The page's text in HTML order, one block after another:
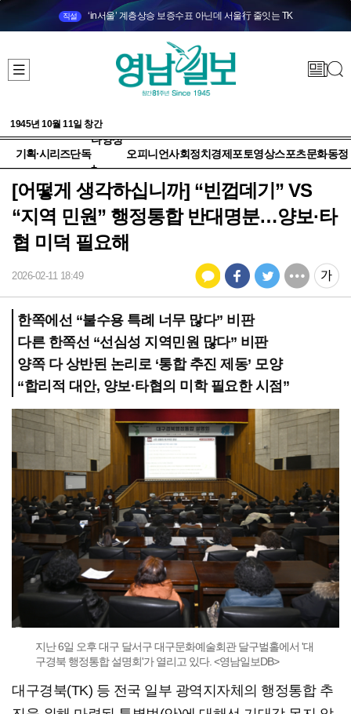
직설 ‘in서울’ 계층상승 보증수표 아닌데 서울行 줄잇는 TK
1945년 10월 11일 창간
기획·시리즈단독
다양성
+
오피니언사회정치 경제 포토영상스포츠문화동정
[어떻게 생각하십니까] “빈껍데기” VS
“지역 민원” 행정통합 반대명분…양보·타
협 미덕 필요해
2026-02-11 18:49
한쪽에선 “불수용 특례 너무 많다” 비판
다른 한쪽선 “선심성 지역민원 많다” 비판
양쪽 다 상반된 논리로 ‘통합 추진 제동’ 모양
“합리적 대안, 양보·타협의 미학 필요한 시점”
지난 6일 오후 대구 달서구 대구문화예술회관 달구벌홀에서 '대
구경북 행정통합 설명회'가 열리고 있다. <영남일보DB>
대구경북(TK) 등 전국 일부 광역지자체의 행정통합 추